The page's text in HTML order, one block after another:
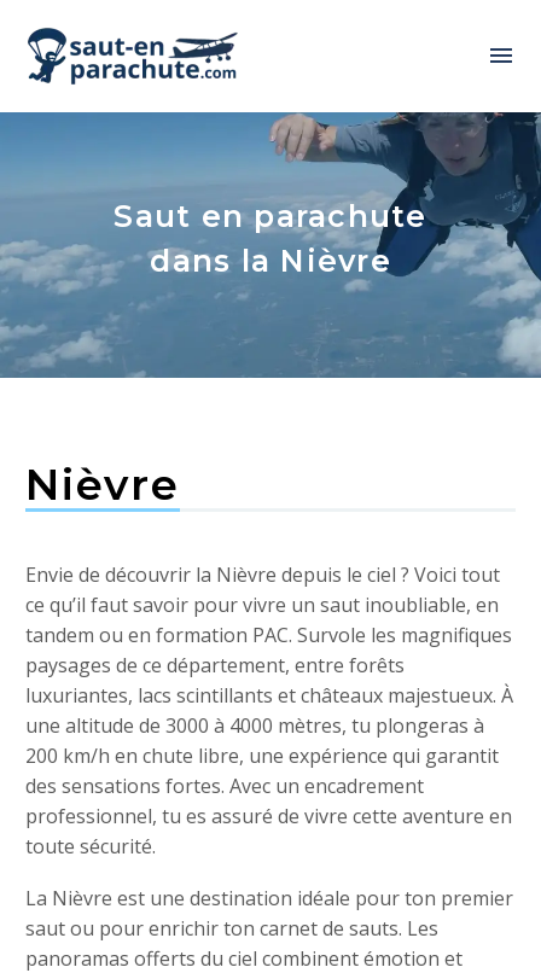
Saut en parachute
dans la Nièvre
Nièvre
Envie de découvrir la Nièvre depuis le ciel ? Voici tout
ce qu’il faut savoir pour vivre un saut inoubliable, en
tandem ou en formation PAC. Survole les magnifiques
paysages de ce département, entre forêts
luxuriantes, lacs scintillants et châteaux majestueux. À
une altitude de 3000 à 4000 mètres, tu plongeras à
200 km/h en chute libre, une expérience qui garantit
des sensations fortes. Avec un encadrement
professionnel, tu es assuré de vivre cette aventure en
toute sécurité.
La Nièvre est une destination idéale pour ton premier
saut ou pour enrichir ton carnet de sauts. Les
panoramas offerts du ciel combinent émotion et